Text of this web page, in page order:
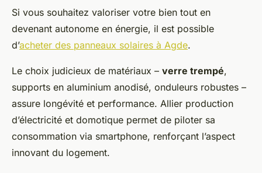
Si vous souhaitez valoriser votre bien tout en
devenant autonome en énergie, il est possible
d’acheter des panneaux solaires à Agde.
Le choix judicieux de matériaux – verre trempé,
supports en aluminium anodisé, onduleurs robustes –
assure longévité et performance. Allier production
d’électricité et domotique permet de piloter sa
consommation via smartphone, renforçant l’aspect
innovant du logement.